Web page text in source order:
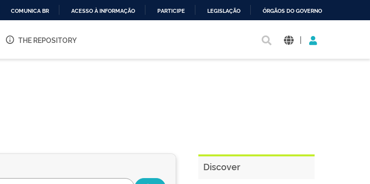
O
COMUNICA BR ACESSO À INFORMAÇÃO PARTICIPE LEGISLAÇÃO ÓRGÃOS DO GOVERNO
THE REPOSITORY |
Discover